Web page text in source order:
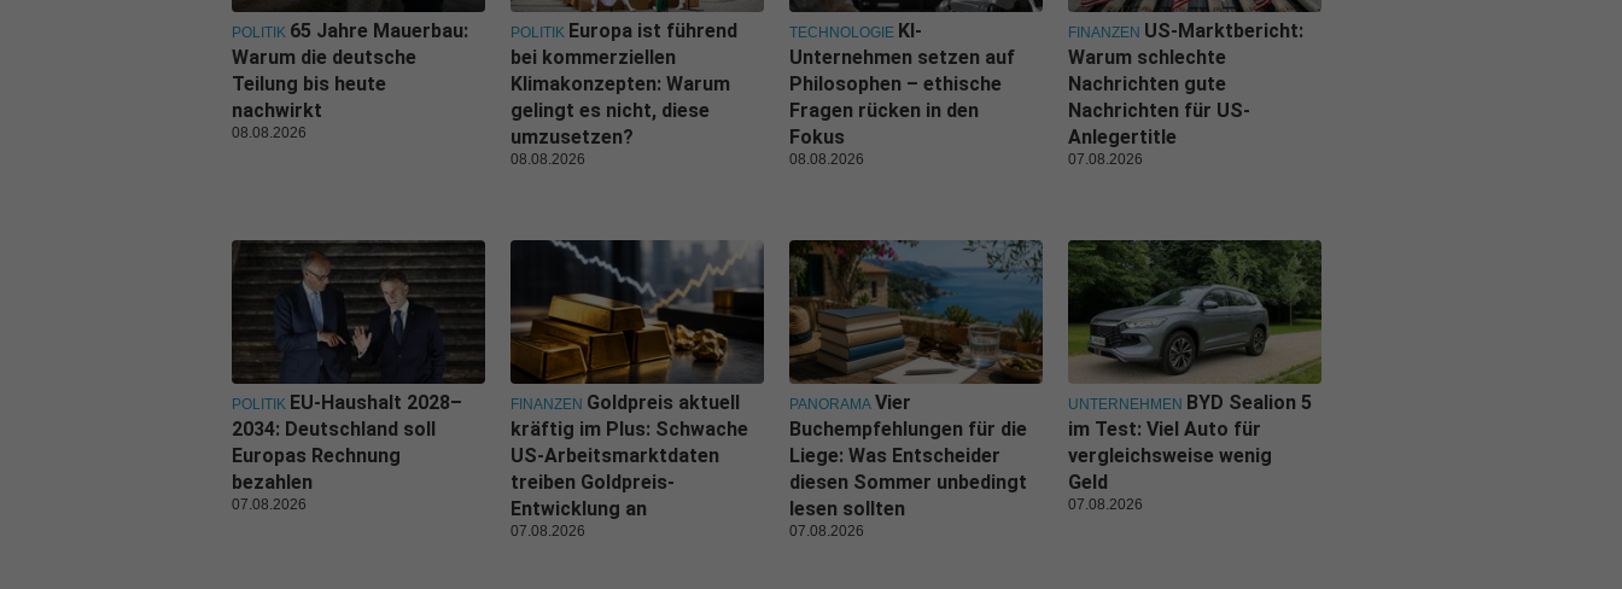
POLITIK 65 Jahre Mauerbau:
Warum die deutsche
Teilung bis heute
nachwirkt
08.08.2026
POLITIK Europa ist führend
bei kommerziellen
Klimakonzepten: Warum
gelingt es nicht, diese
umzusetzen?
08.08.2026
TECHNOLOGIE KI-
Unternehmen setzen auf
Philosophen – ethische
Fragen rücken in den
Fokus
08.08.2026
FINANZEN US-Marktbericht:
Warum schlechte
Nachrichten gute
Nachrichten für US-
Anlegertitle
07.08.2026
POLITIK EU-Haushalt 2028–
2034: Deutschland soll
Europas Rechnung
bezahlen
07.08.2026
FINANZEN Goldpreis aktuell
kräftig im Plus: Schwache
US-Arbeitsmarktdaten
treiben Goldpreis-
Entwicklung an
07.08.2026
PANORAMA Vier
Buchempfehlungen für die
Liege: Was Entscheider
diesen Sommer unbedingt
lesen sollten
07.08.2026
UNTERNEHMEN BYD Sealion 5
im Test: Viel Auto für
vergleichsweise wenig
Geld
07.08.2026